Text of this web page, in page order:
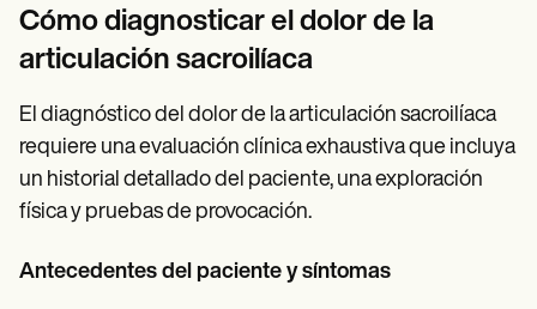
Cómo diagnosticar el dolor de la
articulación sacroilíaca
El diagnóstico del dolor de la articulación sacroilíaca
requiere una evaluación clínica exhaustiva que incluya
un historial detallado del paciente, una exploración
física y pruebas de provocación.
Antecedentes del paciente y síntomas